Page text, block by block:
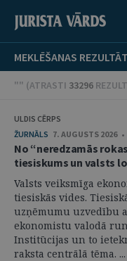
MEKLĒŠANAS
"" (ATRASTI 33296
ULDIS CĒRPS
ŽURNĀLS 7. AUGUSTS 2026
No “neredzamās
tiesiskums un valsts
Valsts veiksmīga
tiesiskās vides.
uzņēmumu uzvedību
ekonomistu valodā
Institūcijas un to
raksta centrālā tēma. ...